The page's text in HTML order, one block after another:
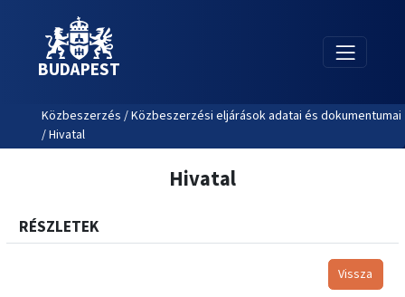
BUDAPEST
Közbeszerzés / Közbeszerzési eljárások adatai és dokumentumai
/ Hivatal
Hivatal
RÉSZLETEK
Vissza